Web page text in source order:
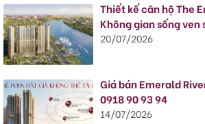
Thiết kế căn hộ The
Không gian sống ven
20/07/2026
Giá bán Emerald
0918 90 93 94
14/07/2026